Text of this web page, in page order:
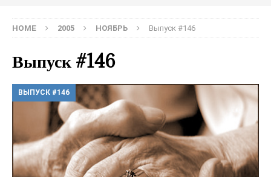
HOME 2005 НОЯБРЬ Выпуск #146
Выпуск #146
ВЫПУСК #146